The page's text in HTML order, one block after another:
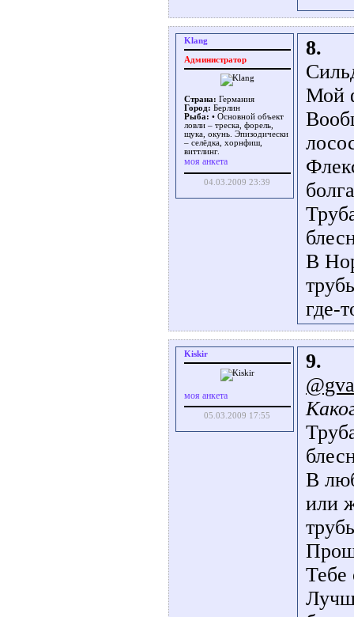
Klang
Администратор
Страна: Германия
Город: Берлин
Рыба: • Основной объект
ловли – треска, форель,
щука, окунь. Эпизодически
– селёдка, хорнфиш,
виттлинг.
моя анкета
04.03.2009 23:39
8.
Мой
В
где-
Kiskir
моя анкета
05.03.2009 17:55
9.
В
или
Тебе